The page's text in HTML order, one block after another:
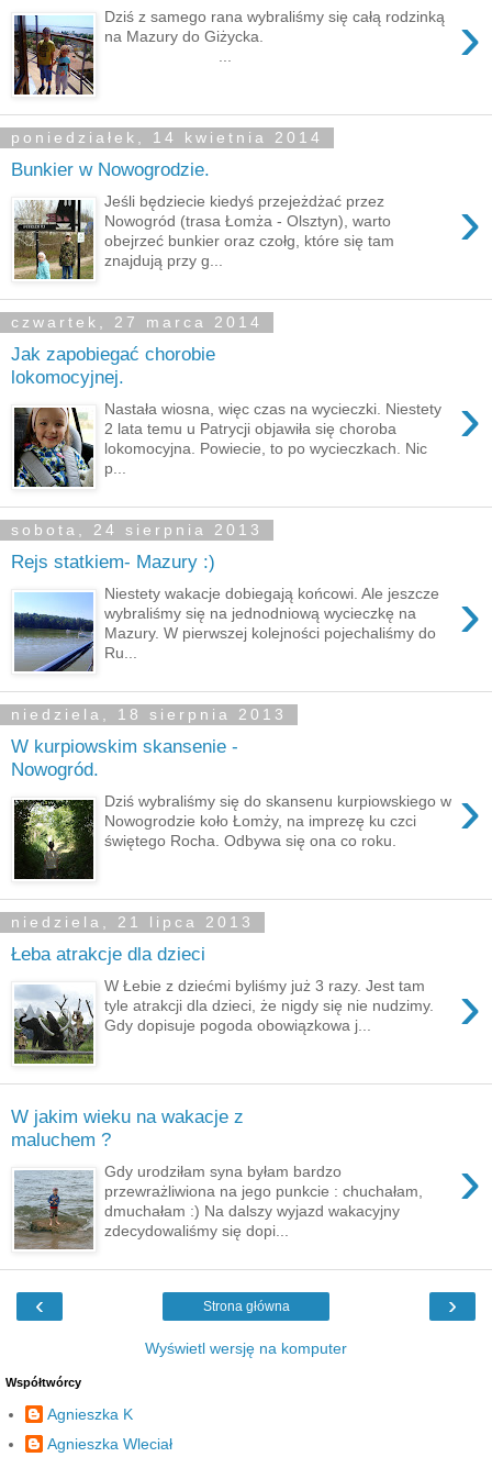
›
Dziś z samego rana wybraliśmy się całą rodzinką
na Mazury do Giżycka.
poniedziałek, 14 kwietnia 2014
Bunkier w Nowogrodzie.
›
Jeśli będziecie kiedyś przejeżdżać przez
Nowogród (trasa Łomża - Olsztyn), warto
obejrzeć bunkier oraz czołg, które się tam
znajdują przy g...
czwartek, 27 marca 2014
Jak zapobiegać chorobie
lokomocyjnej.
›
Nastała wiosna, więc czas na wycieczki. Niestety
2 lata temu u Patrycji objawiła się choroba
lokomocyjna. Powiecie, to po wycieczkach. Nic
p...
sobota, 24 sierpnia 2013
Rejs statkiem- Mazury :)
›
Niestety wakacje dobiegają końcowi. Ale jeszcze
wybraliśmy się na jednodniową wycieczkę na
Mazury. W pierwszej kolejności pojechaliśmy do
Ru...
niedziela, 18 sierpnia 2013
W kurpiowskim skansenie -
Nowogród.
›
Dziś wybraliśmy się do skansenu kurpiowskiego w
Nowogrodzie koło Łomży, na imprezę ku czci
świętego Rocha. Odbywa się ona co roku.
niedziela, 21 lipca 2013
Łeba atrakcje dla dzieci
›
W Łebie z dziećmi byliśmy już 3 razy. Jest tam
tyle atrakcji dla dzieci, że nigdy się nie nudzimy.
Gdy dopisuje pogoda obowiązkowa j...
W jakim wieku na wakacje z
maluchem ?
›
Gdy urodziłam syna byłam bardzo
przewrażliwiona na jego punkcie : chuchałam,
dmuchałam :) Na dalszy wyjazd wakacyjny
zdecydowaliśmy się dopi...
‹ ›
Strona główna
Wyświetl wersję na komputer
Współtwórcy
Agnieszka K
Agnieszka Wleciał